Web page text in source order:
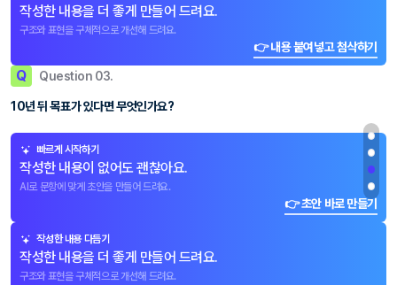
작성한 내용을 더 좋게 만들어 드려요.
구조와 표현을 구체적으로 개선해 드려요.
👉 내용 붙여넣고 첨삭하기
Q Question 03.
10년 뒤 목표가 있다면 무엇인가요?
빠르게 시작하기
작성한 내용이 없어도 괜찮아요.
AI로 문항에 맞게 초안을 만들어 드려요.
👉 초안 바로 만들기
작성한 내용 다듬기
작성한 내용을 더 좋게 만들어 드려요.
구조와 표현을 구체적으로 개선해 드려요.